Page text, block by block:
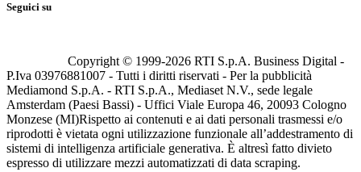
Seguici su
Copyright © 1999-2026 RTI S.p.A. Business Digital -
P.Iva 03976881007 - Tutti i diritti riservati - Per la pubblicità
Mediamond S.p.A. - RTI S.p.A., Mediaset N.V., sede legale
Amsterdam (Paesi Bassi) - Uffici Viale Europa 46, 20093 Cologno
Monzese (MI)Rispetto ai contenuti e ai dati personali trasmessi e/o
riprodotti è vietata ogni utilizzazione funzionale all’addestramento di
sistemi di intelligenza artificiale generativa. È altresì fatto divieto
espresso di utilizzare mezzi automatizzati di data scraping.